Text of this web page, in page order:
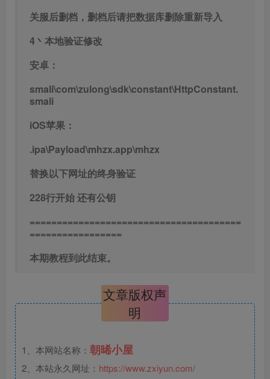
关服后删档，删档后请把数据库删除重新导入
4丶本地验证修改
安卓：
smali\com\zulong\sdk\constant\HttpConstant.
smali
iOS苹果：
.ipa\Payload\mhzx.app\mhzx
替换以下网址的终身验证
228行开始 还有公钥
=======================================
=================
本期教程到此结束。
文章版权声
明
1、本网站名称： 朝晞小屋
2、本站永久网址： https://www.zxiyun.com/